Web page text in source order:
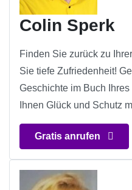
Colin Sperk
Finden Sie zurück zu
Sie tiefe Zufriedenheit!
Geschichte im Buch
Ihnen Glück und Schutz
Gratis anrufen